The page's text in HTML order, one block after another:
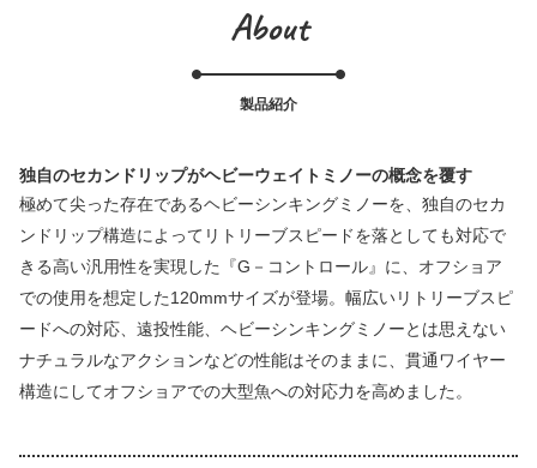
About
製品紹介
独自のセカンドリップがヘビーウェイトミノーの概念を覆す
極めて尖った存在であるヘビーシンキングミノーを、独自のセカ
ンドリップ構造によってリトリーブスピードを落としても対応で
きる高い汎用性を実現した『G－コントロール』に、オフショア
での使用を想定した120mmサイズが登場。幅広いリトリーブスピ
ードへの対応、遠投性能、ヘビーシンキングミノーとは思えない
ナチュラルなアクションなどの性能はそのままに、貫通ワイヤー
構造にしてオフショアでの大型魚への対応力を高めました。